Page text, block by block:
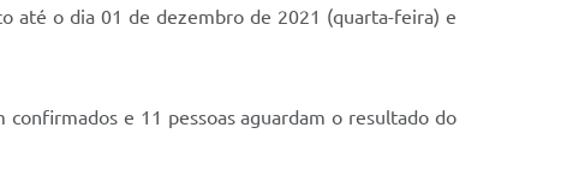
até o dia 01 de dezembro de 2021 (quarta-feira) e
e 11 pessoas aguardam o resultado do